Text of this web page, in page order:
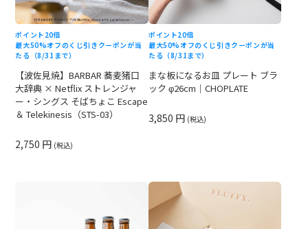
ポイント20倍
最大50%オフのくじ引きクーポンが当
たる（8/31まで）
【波佐見焼】BARBAR 蕎麦猪口
大辞典 × Netflix ストレンジャ
ー・シングス そばちょこ Escape
＆ Telekinesis（STS-03）
2,750 円 (税込)
ポイント20倍
最大50%オフのくじ引きクーポンが当
たる（8/31まで）
まな板になるお皿 プレート ブラ
ック φ26cm｜CHOPLATE
3,850 円 (税込)